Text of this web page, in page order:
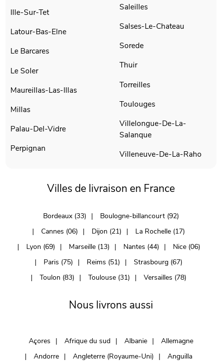
Ille-Sur-Tet
Latour-Bas-Elne
Le Barcares
Le Soler
Maureillas-Las-Illas
Millas
Palau-Del-Vidre
Perpignan
Saleilles
Salses-Le-Chateau
Sorede
Thuir
Torreilles
Toulouges
Villelongue-De-La-
Salanque
Villeneuve-De-La-Raho
Villes de livraison en France
Bordeaux (33)
Boulogne-billancourt (92)
Cannes (06)
Dijon (21)
La Rochelle (17)
Lyon (69)
Marseille (13) Nantes (44)
Nice (06)
Paris (75)
Reims (51)
Strasbourg (67)
Toulon (83)
Toulouse (31) Versailles (78)
Nous livrons aussi
Açores Afrique du sud Albanie
Allemagne
Andorre
Angleterre (Royaume-Uni)
Anguilla